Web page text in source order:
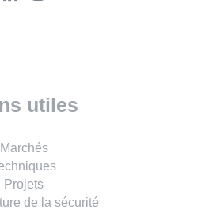
utiles
Marchés
Projets
de la sécurité